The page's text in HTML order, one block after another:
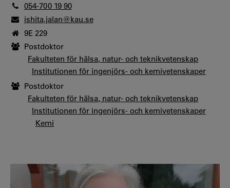
054-700 19 90
ishita.jalan@kau.se
9E 229
Postdoktor
Fakulteten för hälsa, natur- och teknikvetenskap
Institutionen för ingenjörs- och kemivetenskaper
Postdoktor
Fakulteten för hälsa, natur- och teknikvetenskap
Institutionen för ingenjörs- och kemivetenskaper
Kemi